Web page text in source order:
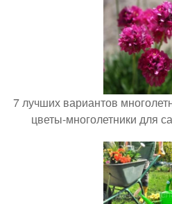
7 лучших вариантов
цветы-многолетники для